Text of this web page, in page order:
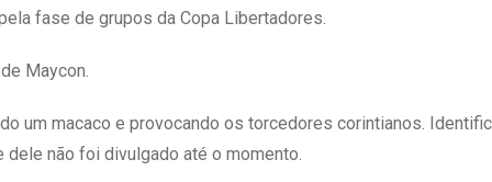
fase de grupos da Copa Libertadores.
Maycon.
um macaco e provocando os torcedores corintianos.
não foi divulgado até o momento.